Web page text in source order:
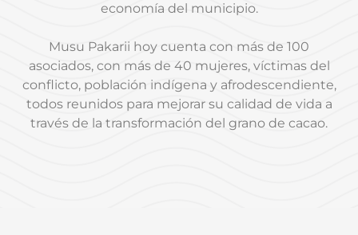
economía del municipio.
Musu Pakarii hoy cuenta con más de 100
asociados, con más de 40 mujeres, víctimas del
conflicto, población indígena y afrodescendiente,
todos reunidos para mejorar su calidad de vida a
través de la transformación del grano de cacao.